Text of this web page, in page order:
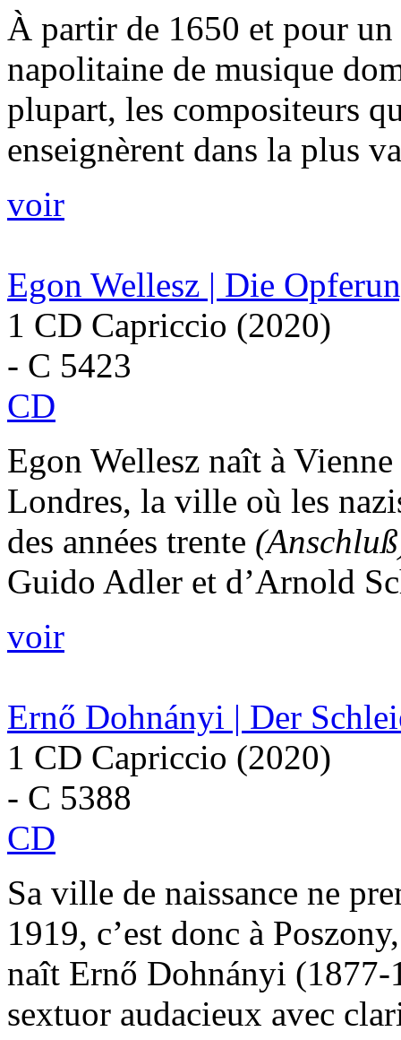
À partir de 1650 et pour
napolitaine de musique
plupart, les compositeurs
enseignèrent dans la plus
voir
Egon Wellesz | Die
1 CD Capriccio (2020)
- C 5423
CD
Egon Wellesz naît à
Londres, la ville où les
des années trente
Guido Adler et d’Arnold
voir
Ernő Dohnányi | Der
1 CD Capriccio (2020)
- C 5388
CD
Sa ville de naissance ne
1919, c’est donc à
naît Ernő Dohnányi
sextuor audacieux avec